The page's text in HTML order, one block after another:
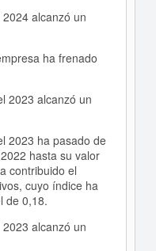
alcanzó un
ha frenado
2023 alcanzó un
2023 ha pasado de
hasta su valor
contribuido el
cuyo índice ha
de 0,18.
alcanzó un